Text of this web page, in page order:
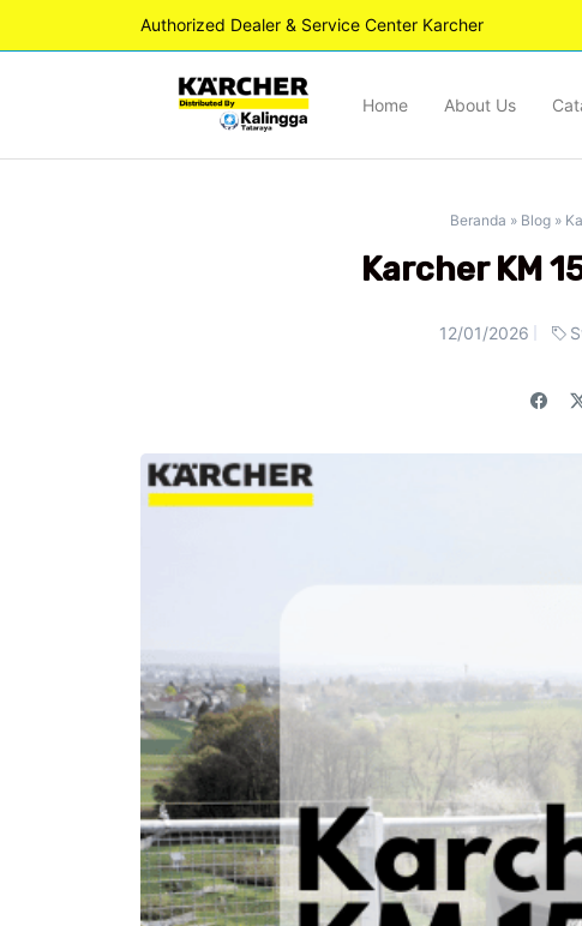
Authorized Dealer & Service Center Karcher
Home About Us
Beranda » Blog»
Karcher KM
12/01/2026